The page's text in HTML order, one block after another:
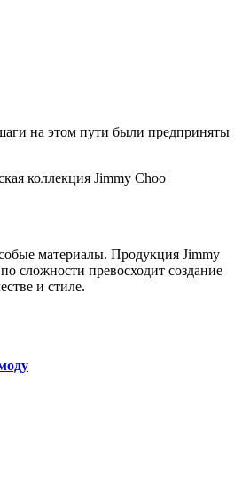
на этом пути были предприняты
коллекция Jimmy Choo
материалы. Продукция Jimmy
сложности превосходит создание
и стиле.